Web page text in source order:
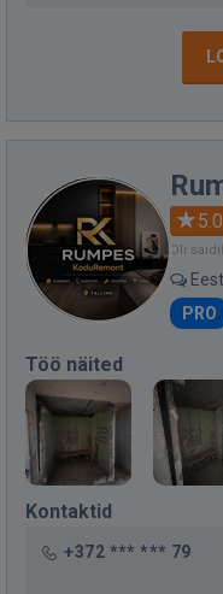
5.0
Oli
PRO
Töö näited
Kontaktid
+372 *** *** 79